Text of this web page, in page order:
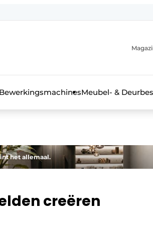
BewerkingsmachinesMeubel- &
het allemaal.
creëren